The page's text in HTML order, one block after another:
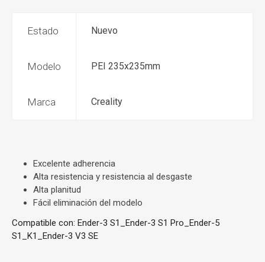
Estado Nuevo
Modelo PEI 235x235mm
Marca Creality
Excelente adherencia
Alta resistencia y resistencia al desgaste
Alta planitud
Fácil eliminación del modelo
Compatible con: Ender-3 S1_Ender-3 S1 Pro_Ender-5
S1_K1_Ender-3 V3 SE